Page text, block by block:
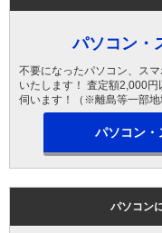
パソコン・
不要になったパソコン、ス
いたします！ 査定額2,000
伺います！（※離島等一部地
パソコン・
パソコン